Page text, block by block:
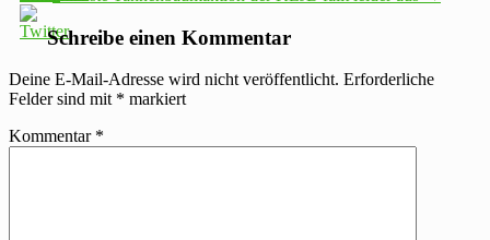
Schreibe einen Kommentar
Deine E-Mail-Adresse wird nicht veröffentlicht. Erforderliche
Felder sind mit * markiert
Kommentar *